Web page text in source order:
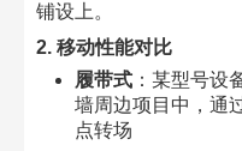
铺设上。​
2. 移动性能对比​
履带式：某型号设
墙周边项目中，通
点转场​